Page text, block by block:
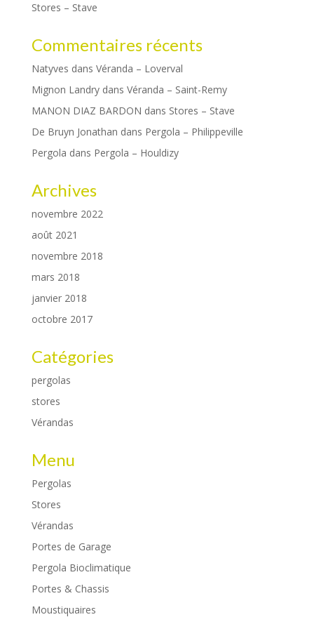
Stores – Stave
Commentaires récents
Natyves dans Véranda – Loverval
Mignon Landrydans Véranda – Saint-Remy
MANON DIAZ BARDON dans Stores – Stave
De Bruyn Jonathan dans Pergola – Philippeville
Pergola dans Pergola – Houldizy
Archives
novembre 2022
août 2021
novembre 2018
mars 2018
janvier 2018
octobre 2017
Catégories
pergolas
stores
Vérandas
Menu
Pergolas
Stores
Vérandas
Portes de Garage
Pergola Bioclimatique
Portes & Chassis
Moustiquaires